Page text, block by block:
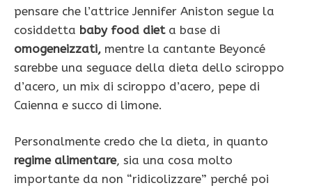
pensare che l’attrice Jennifer Aniston segue la
cosiddetta baby food dieta base di
omogeneizzati, mentre la cantante Beyoncé
sarebbe una seguace della dieta dello sciroppo
d’acero, un mix di sciroppo d’acero, pepe di
Caienna e succo di limone.
Personalmente credo che la dieta, in quanto
regime alimentare, sia una cosa molto
importante da non “ridicolizzare” perché poi